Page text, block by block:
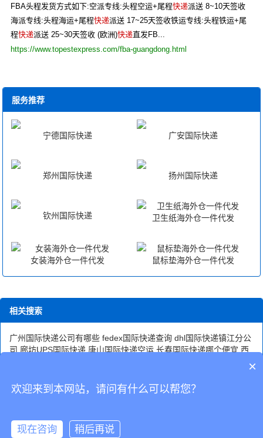
FBA头程发货方式如下:空派专线:头程空运+尾程快递派送 8~10天签收
海派专线:头程海运+尾程快递派送 17~25天签收铁运专线:头程铁运+尾
程快递派送 25~30天签收 (欧洲)快递直发FB...
https://www.topestexpress.com/fba-guangdong.html
服务推荐
宁德国际快递 广安国际快递
郑州国际快递 扬州国际快递
钦州国际快递 卫生纸海外仓一件代发
女装海外仓一件代发 鼠标垫海外仓一件代发
相关搜索
广州国际快递公司有哪些 fedex国际快递查询 dhl国际快递镇江分公
司 廊坊UPS国际快递 唐山国际快递空运 长春国际快递哪个便宜 西
国际快递包裹 联邦国际快递 贵阳UPS国际快递
CopyRight © 深圳市韬博供应链有限公司
×
欢迎来到本网站，请问有什么可以帮您？
现在咨询 稍后再说